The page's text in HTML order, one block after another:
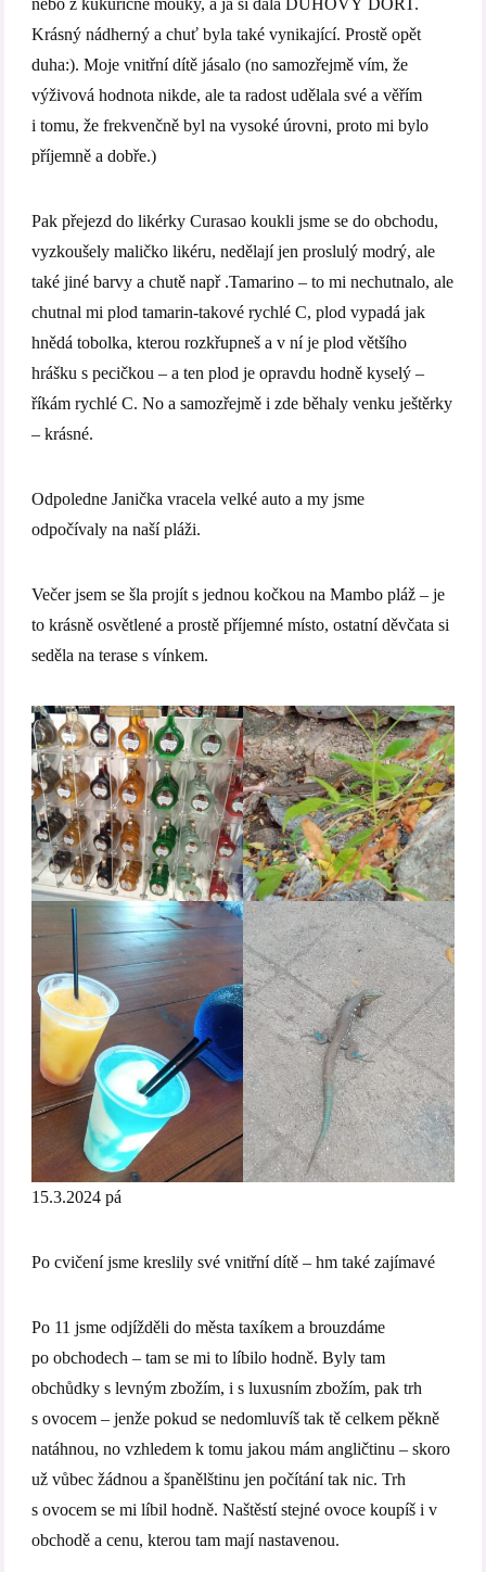
Krásný nádherný a chuť byla také vynikající. Prostě opět
duha:). Moje vnitřní dítě jásalo (no samozřejmě vím, že
výživová hodnota nikde, ale ta radost udělala své a věřím
i tomu, že frekvenčně byl na vysoké úrovni, proto mi bylo
příjemně a dobře.)
Pak přejezd do likérky Curasao koukli jsme se do obchodu,
vyzkoušely maličko likéru, nedělají jen proslulý modrý, ale
také jiné barvy a chutě např .Tamarino – to mi nechutnalo, ale
chutnal mi plod tamarin-takové rychlé C, plod vypadá jak
hnědá tobolka, kterou rozkřupneš a v ní je plod většího
hrášku s pecičkou – a ten plod je opravdu hodně kyselý –
říkám rychlé C. No a samozřejmě i zde běhaly venku ještěrky
– krásné.
Odpoledne Janička vracela velké auto a my jsme
odpočívaly na naší pláži.
Večer jsem se šla projít s jednou kočkou na Mambo pláž – je
to krásně osvětlené a prostě příjemné místo, ostatní děvčata si
seděla na terase s vínkem.
15.3.2024 pá
Po cvičení jsme kreslily své vnitřní dítě – hm také zajímavé
Po 11 jsme odjížděli do města taxíkem a brouzdáme
po obchodech – tam se mi to líbilo hodně. Byly tam
obchůdky s levným zbožím, i s luxusním zbožím, pak trh
s ovocem – jenže pokud se nedomluvíš tak tě celkem pěkně
natáhnou, no vzhledem k tomu jakou mám angličtinu – skoro
už vůbec žádnou a španělštinu jen počítání tak nic. Trh
s ovocem se mi líbil hodně. Naštěstí stejné ovoce koupíš i v
obchodě a cenu, kterou tam mají nastavenou.